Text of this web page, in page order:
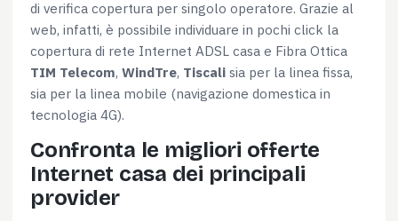
Statistiche
Marketing
Accetta tutti
di verifica copertura per singolo operatore. Grazie al
web, infatti, è possibile individuare in pochi click la
copertura di rete Internet ADSL casa e Fibra Ottica
TIM Telecom, WindTre, Tiscali sia per la linea fissa,
sia per la linea mobile (navigazione domestica in
tecnologia 4G).
Confronta le migliori offerte
Internet casa dei principali
provider